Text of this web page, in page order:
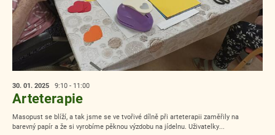
30. 01. 2025 9:10 - 11:00
Arteterapie
Masopust se blíží, a tak jsme se ve tvořivé dílně při arteterapii zaměřily na
barevný papír a že si vyrobíme pěknou výzdobu na jídelnu. Uživatelky...